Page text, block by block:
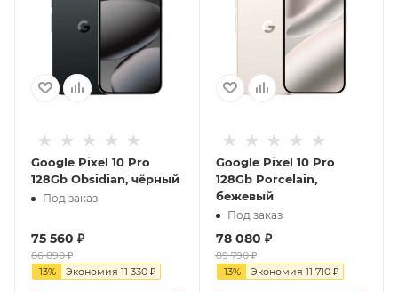
Google Pixel 10 Pro
128Gb Obsidian, чёрный
Под заказ
75 560 ₽
86 890₽
-13% Экономия 11 330 ₽
Google Pixel 10 Pro
128Gb Porcelain,
бежевый
Под заказ
78 080 ₽
89 790₽
-13% Экономия 11 710₽